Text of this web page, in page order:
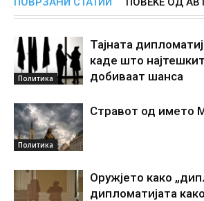
Политика
Тајната
каде што
добиваат шанса
Политика
Стравот од името
Оружјето како
дипломатијата